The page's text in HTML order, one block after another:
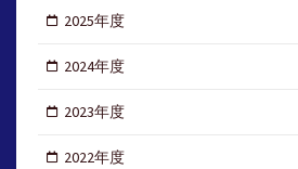
2025年度
2024年度
2023年度
2022年度